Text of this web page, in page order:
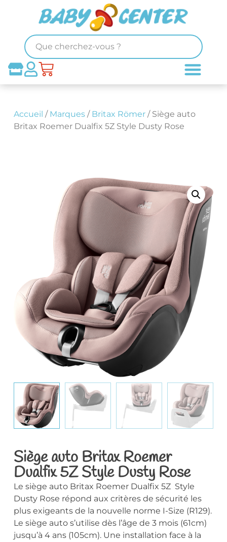
Accueil / Marques/ Britax Römer/ Siège auto
Britax Roemer Dualfix 5Z Style Dusty Rose
Siège auto Britax Roemer
Dualfix 5Z Style Dusty Rose
Le siège auto Britax Roemer Dualfix 5Z Style
Dusty Rose répond aux critères de sécurité les
plus exigeants de la nouvelle norme I-Size (R129).
Le siège auto s’utilise dès l’âge de 3 mois (61cm)
jusqu’à 4 ans (105cm). Une installation face à la